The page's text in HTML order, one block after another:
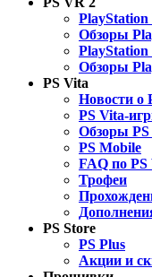
Обзоры
Обзоры
PS Vita
Новости о
PS Vita-
Обзоры PS
PS Mobile
FAQ по PS
Трофеи
PS Store
PS Plus
Акции и